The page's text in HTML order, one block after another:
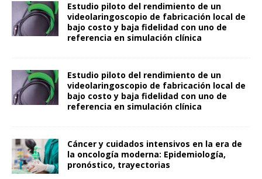
Estudio piloto del rendimiento de un
videolaringoscopio de fabricación local de
bajo costo y baja fidelidad con uno de
referencia en simulación clínica
Estudio piloto del rendimiento de un
videolaringoscopio de fabricación local de
bajo costo y baja fidelidad con uno de
referencia en simulación clínica
Cáncer y cuidados intensivos en la era de
la oncología moderna: Epidemiología,
pronóstico, trayectorias